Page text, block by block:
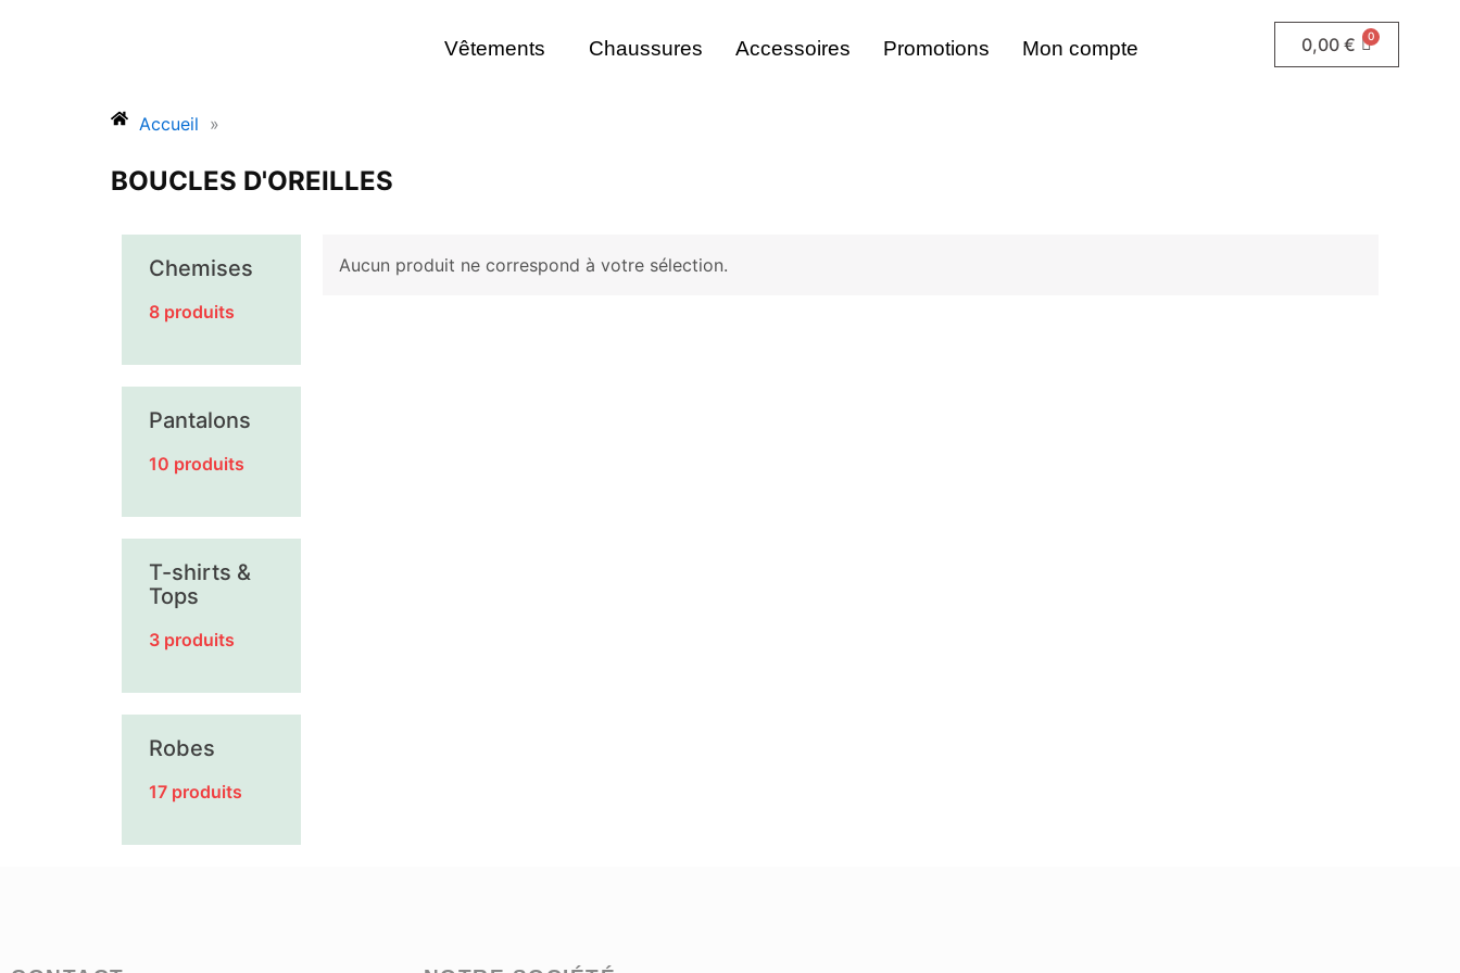
Vêtements Chaussures Accessoires Promotions Mon compte 0,00 €
Accueil »
BOUCLES D'OREILLES
Chemises
8 produits
Pantalons
10 produits
T-shirts &
Tops
3 produits
Robes
17 produits
Aucun produit ne correspond à votre sélection.